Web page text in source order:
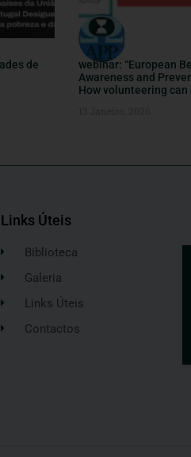
de
webinar: “European
Awareness and
How volunteering can
Links Úteis
Biblioteca
Galeria
Links Úteis
Contactos